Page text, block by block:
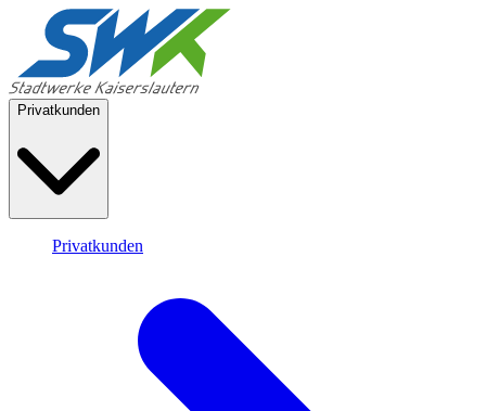
Privatkunden
Privatkunden